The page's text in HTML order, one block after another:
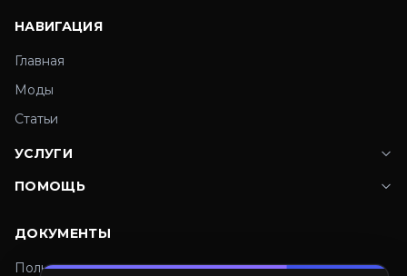
НАВИГАЦИЯ
Главная
Моды
Статьи
УСЛУГИ
ПОМОЩЬ
ДОКУМЕНТЫ
Пользовательское соглашение